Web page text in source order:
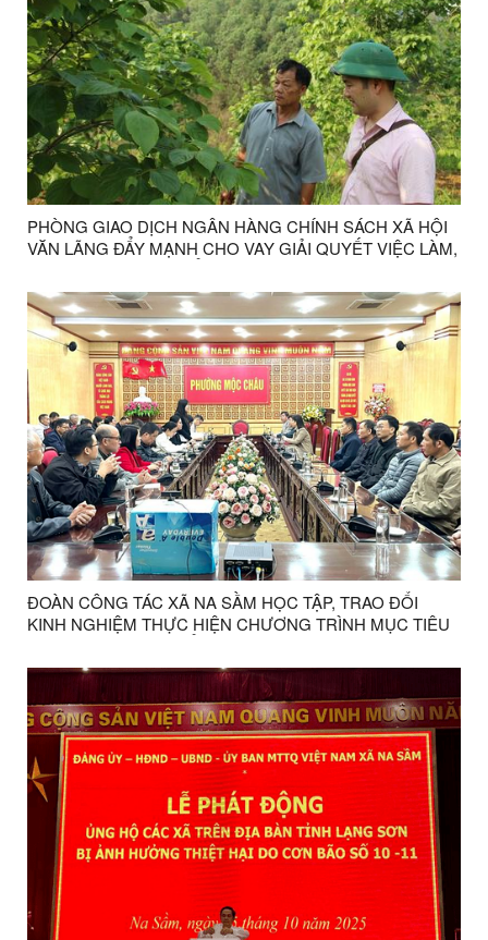
PHÒNG GIAO DỊCH NGÂN HÀNG CHÍNH SÁCH XÃ HỘI
VĂN LÃNG ĐẨY MẠNH CHO VAY GIẢI QUYẾT VIỆC LÀM,
ĐOÀN CÔNG TÁC XÃ NA SẦM HỌC TẬP, TRAO ĐỔI
KINH NGHIỆM THỰC HIỆN CHƯƠNG TRÌNH MỤC TIÊU
BÀO DÂN TỘC THIỂU SỐ VÀ MIỀN NÚI